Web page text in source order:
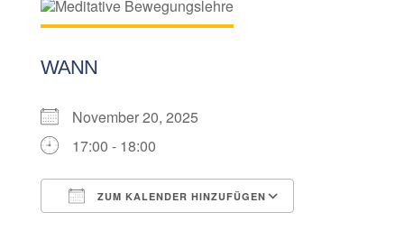
WANN
November 20, 2025
17:00 - 18:00
ZUM KALENDER HINZUFÜGEN